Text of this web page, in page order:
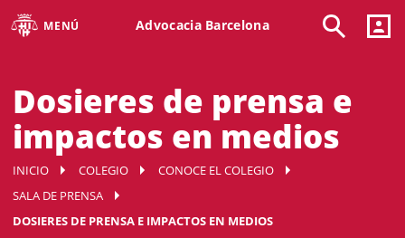
MENÚ Advocacia Barcelona
Dosieres de prensa e
impactos en medios
INICIO COLEGIO
CONOCE EL COLEGIO
SALA DE PRENSA
DOSIERES DE PRENSA E IMPACTOS EN MEDIOS